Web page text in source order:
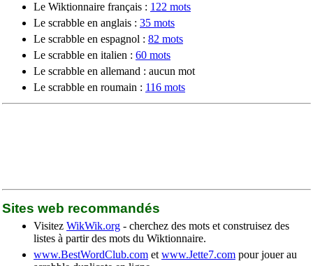
Le Wiktionnaire français : 122 mots
Le scrabble en anglais : 35 mots
Le scrabble en espagnol : 82 mots
Le scrabble en italien : 60 mots
Le scrabble en allemand : aucun mot
Le scrabble en roumain : 116 mots
Sites web recommandés
Visitez WikWik.org - cherchez des mots et construisez des
listes à partir des mots du Wiktionnaire.
www.BestWordClub.com et www.Jette7.com pour jouer au